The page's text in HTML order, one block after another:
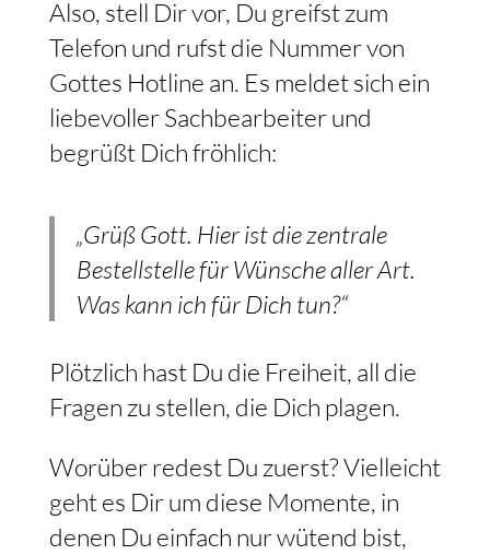
Also, stell Dir vor, Du greifst zum
Telefon und rufst die Nummer von
Gottes Hotline an. Es meldet sich ein
liebevoller Sachbearbeiter und
begrüßt Dich fröhlich:
„Grüß Gott. Hier ist die zentrale
Bestellstelle für Wünsche aller Art.
Was kann ich für Dich tun?“
Plötzlich hast Du die Freiheit, all die
Fragen zu stellen, die Dich plagen.
Worüber redest Du zuerst? Vielleicht
geht es Dir um diese Momente, in
denen Du einfach nur wütend bist,